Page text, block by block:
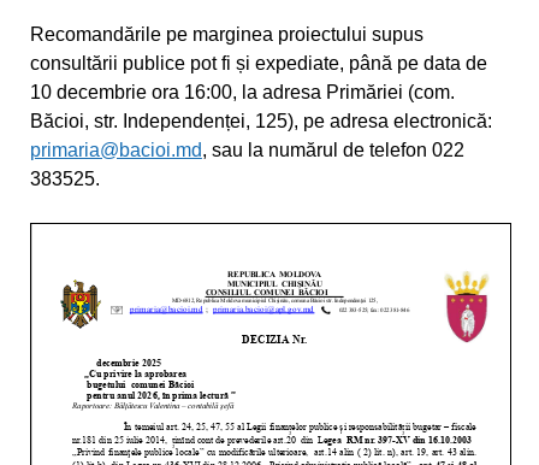
Recomandările pe marginea proiectului supus
consultării publice pot fi și expediate, până pe data de
10 decembrie ora 16:00, la adresa Primăriei (com.
Băcioi, str. Independenței, 125), pe adresa electronică:
primaria@bacioi.md, sau la numărul de telefon 022
383525.